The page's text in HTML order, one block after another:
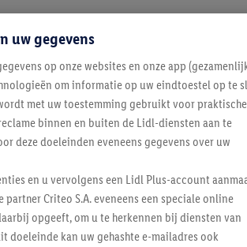
op de hoogte
Schrijf je in op de newsletter
uw gegevens
op onze websites en onze app
om informatie op uw eindtoestel op te
met uw toestemming gebruikt voor praktische
binnen en buiten de Lidl-diensten aan te
deze doeleinden eveneens gegevens over uw
en u vervolgens een Lidl Plus-account
Criteo S.A. eveneens een speciale online
opgeeft, om u te herkennen bij diensten van
doeleinde kan uw gehashte e-mailadres ook